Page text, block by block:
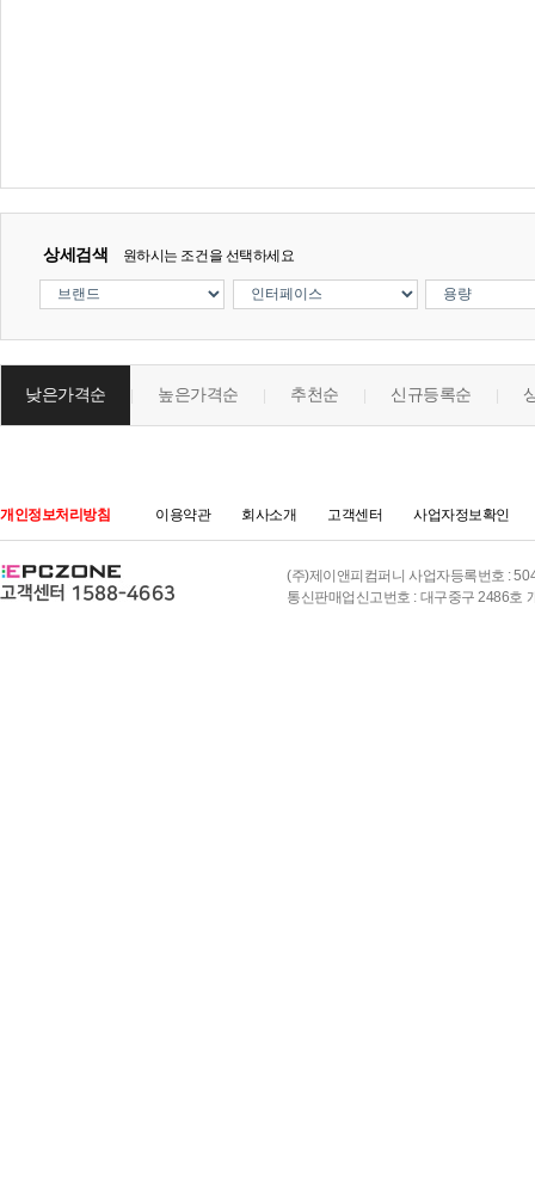
상세검색 원하시는 조건을 선택하세요
낮은가격순 높은가격순 추천순 신규등록순
개인정보처리방침 이용약관 회사소개 고객센터 사업자정보확인
(주)제이앤피컴퍼니 사업자등록번호 :
통신판매업신고번호 : 대구중구 2486호